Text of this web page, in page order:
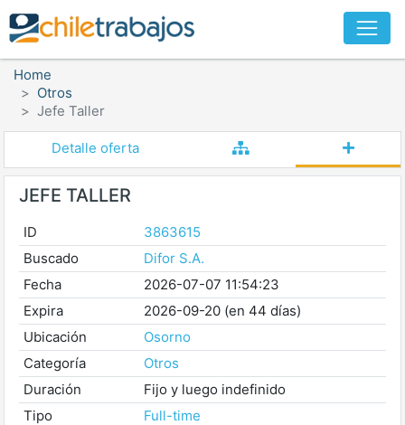
Home
Otros
Jefe Taller
Detalle oferta
JEFE TALLER
ID
3863615
Buscado
Difor S.A.
Fecha
2026-07-07 11:54:23
Expira
2026-09-20 (en 44 días)
Ubicación
Osorno
Categoría
Otros
Duración
Fijo y luego indefinido
Tipo
Full-time